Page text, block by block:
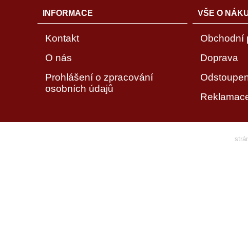
INFORMACE
Kontakt
O nás
Prohlášení o zpracování
osobních údajů
VŠE O
Obchodní
Doprava